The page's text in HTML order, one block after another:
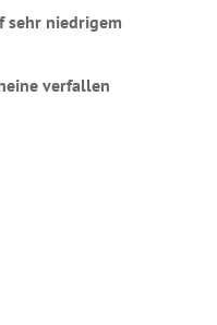
sehr niedrigem
verfallen